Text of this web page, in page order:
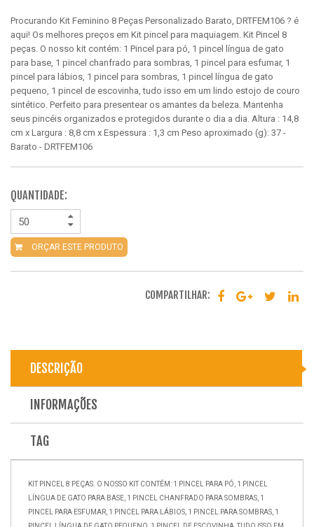
Procurando Kit Feminino 8 Peças Personalizado Barato, DRTFEM106 ? é
aqui! Os melhores preços em Kit pincel para maquiagem. Kit Pincel 8
peças. O nosso kit contém: 1 Pincel para pó, 1 pincel língua de gato
para base, 1 pincel chanfrado para sombras, 1 pincel para esfumar, 1
pincel para lábios, 1 pincel para sombras, 1 pincel língua de gato
pequeno, 1 pincel de escovinha, tudo isso em um lindo estojo de couro
sintético. Perfeito para presentear os amantes da beleza. Mantenha
seus pincéis organizados e protegidos durante o dia a dia. Altura : 14,8
cm x Largura : 8,8 cm x Espessura : 1,3 cm Peso aproximado (g): 37 -
Barato - DRTFEM106
QUANTIDADE:
ORÇAR ESTE PRODUTO
COMPARTILHAR:
DESCRIÇÃO
INFORMAÇÕES
TAG
KIT PINCEL 8 PEÇAS. O NOSSO KIT CONTÉM: 1 PINCEL PARA PÓ, 1 PINCEL
LÍNGUA DE GATO PARA BASE, 1 PINCEL CHANFRADO PARA SOMBRAS, 1
PINCEL PARA ESFUMAR, 1 PINCEL PARA LÁBIOS, 1 PINCEL PARA SOMBRAS, 1